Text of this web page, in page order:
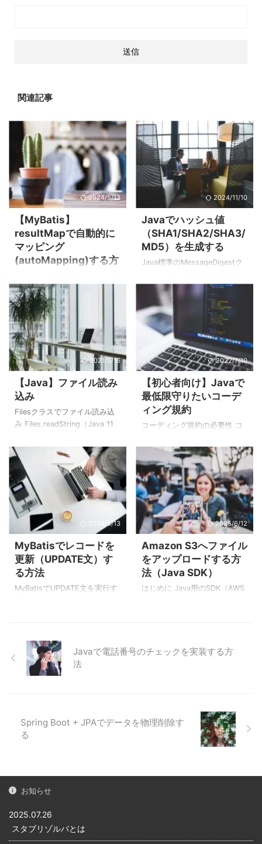
関連記事
2024/5/13
【MyBatis】
resultMapで自動的に
マッピング
(autoMapping)する方
階層構造でautoMappingを利
用する方法 MyBatisでは、次
のように<resultMap>を利用す
ることで、ネストしたリスト
（階層構造）を手動でマッピ
ングできます。 <?xml
version="1.0"
encoding="UTF-8" ?>
<!DOCTYPE mapper PUBLIC
"-//mybatis.org//DTD Mapper
3.0//EN" "http://mybatis.org
...
2024/11/10
Javaでハッシュ値
（SHA1/SHA2/SHA3/
MD5）を生成する
Java標準のMessageDigestク
ッシュ値を生成するには、
Java標準機能である
MessageDigestクラスを使用
することで生成することがで
きます。 MD5のハッシュ値を
生成 MD5とは、Message
Digest 5の略で128ビット（16
進数では32桁）のハッシュ値
を生成するハッシュ関数で
す。MD5は脆弱性が見つかっ
ている古いハッシュ関数のた
め、セキュリティ用途での使
MessageDigestクラスでMD5
のハッシュ値を生成する実 ...
2021/5/16
【Java】ファイル読み
込み
Filesクラスでファイル読み込
み Files.readString（Java 11
ンであれば
「Files.readString」でファイ
ルの内容を簡単にStringに代入
することができます。
[Files.readStringの使用例]
import java.io.IOException;
import
java.nio.charset.StandardCha
rsets; import
java.nio.file.Files; import
java.nio.file ...
2022/7/10
【初心者向け】Javaで
最低限守りたいコーデ
ィング規約
コーディング規約の必要性 コ
で開発するときのルールのこ
とです。開発現場では現場毎
にコーディング規約があるの
が一般的です。そしてソース
レビューはこのコーディング
規約に沿って作られているか
の確認を行います。 しかし、
コーディング規約がない現場
も存在します。一人ですべて
開発しているのであれば、そ
れで良いのかもしれません
が、複数人で開発している場
になってしまいます。 ...
2024/5/13
MyBatisでレコードを
更新（UPDATE文）す
る方法
MyBatisでUPDATE文を実行す
物理名論理名データ型NOT
NULL説明idIDBIGINT〇主キー
（AUTO_INCREMENT）name
所phone電話番号
VARCHAR(50)ユーザーの電話
2025/6/12
Amazon S3へファイル
をアップロードする方
法（Java SDK）
はじめに Java用のSDK（AWS
aws-java-sdk-s3をpom.xml
<groupId>com.amazonaws</
groupId> <artifactId>aws-
Javaで電話番号のチェックを実装する方
法
Spring Boot + JPAでデータを物理削除す
る
お知らせ
2025.07.26
スタブリゾルバとは